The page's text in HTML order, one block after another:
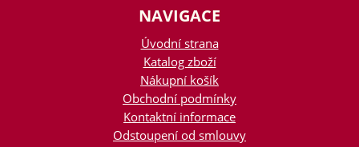
NAVIGACE
Úvodní strana
Katalog zboží
Nákupní košík
Obchodní podmínky
Kontaktní informace
Odstoupení od smlouvy